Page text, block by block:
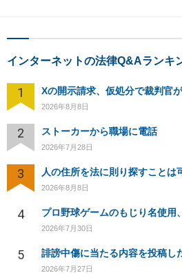
インターネットの法律Q&Aランキ
1
2026年8月8日
2 ストーカーから職場に電話
2026年7月28日
3 人の住所を法に則り探すことは
2026年8月8日
4 プロ野球ゲームのもじり名使用
2026年7月30日
5
2026年7月27日